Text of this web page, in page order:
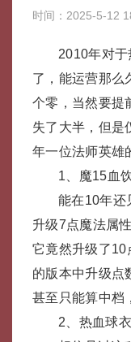
时间：2025-5-12
2010年对
了，能运营那么
个零，当然要提
失了大半，但是
年一位法师英雄
1、魔15血
能在10年还
升级7点魔法属
它竟然升级了10
的版本中升级点
甚至只能算中档
2、热血球